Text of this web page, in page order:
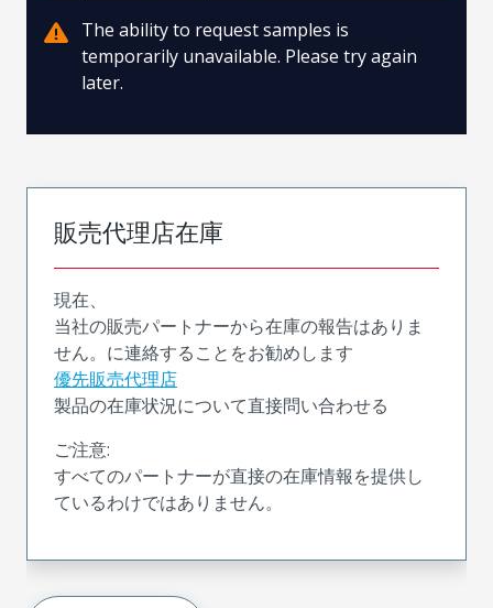
The ability to request samples is
temporarily unavailable. Please try again
later.
販売代理店在庫
現在、
当社の販売パートナーから在庫の報告はありま
せん。に連絡することをお勧めします
優先販売代理店
製品の在庫状況について直接問い合わせる
ご注意:
すべてのパートナーが直接の在庫情報を提供し
ているわけではありません。